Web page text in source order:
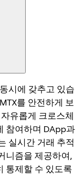
시에 갖추고 있습
를 안전하게 보
유롭게 크로스체
참여하며 DApp과
실시간 거래 추적
니즘을 제공하여,
통제할 수 있도록